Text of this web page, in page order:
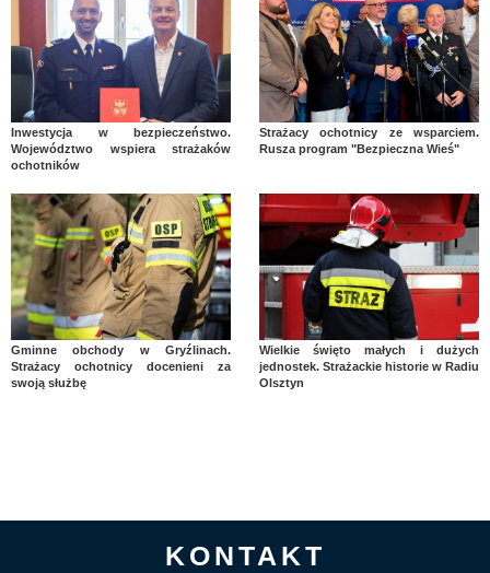
Inwestycja w bezpieczeństwo.
Województwo wspiera strażaków
ochotników
Strażacy ochotnicy ze wsparciem.
Rusza program "Bezpieczna Wieś"
Gminne obchody w Gryźlinach.
Strażacy ochotnicy docenieni za
swoją służbę
Wielkie święto małych i dużych
jednostek. Strażackie historie w Radiu
Olsztyn
KONTAKT